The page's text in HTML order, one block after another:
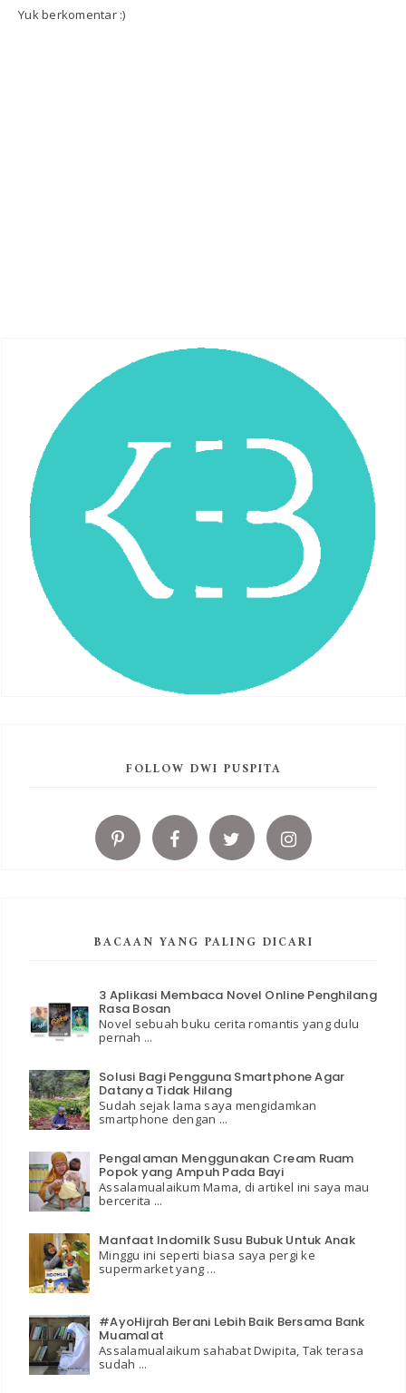
Yuk berkomentar :)
FOLLOW DWI PUSPITA
BACAAN YANG PALING DICARI
3 Aplikasi Membaca Novel Online Penghilang
Rasa Bosan
Novel sebuah buku cerita romantis yang dulu
pernah ...
Solusi Bagi Pengguna Smartphone Agar
Datanya Tidak Hilang
Sudah sejak lama saya mengidamkan
smartphone dengan ...
Pengalaman Menggunakan Cream Ruam
Popok yang Ampuh Pada Bayi
Assalamualaikum Mama, di artikel ini saya mau
bercerita ...
Manfaat Indomilk Susu Bubuk Untuk Anak
Minggu ini seperti biasa saya pergi ke
supermarket yang ...
#AyoHijrah Berani Lebih Baik Bersama Bank
Muamalat
Assalamualaikum sahabat Dwipita, Tak terasa
sudah ...